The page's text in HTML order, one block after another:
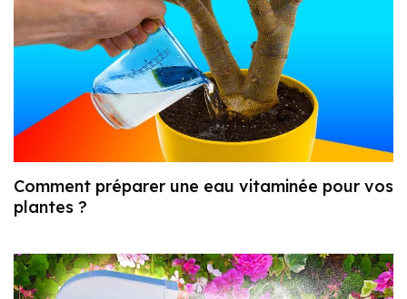
Comment préparer une eau vitaminée pour vos
plantes ?